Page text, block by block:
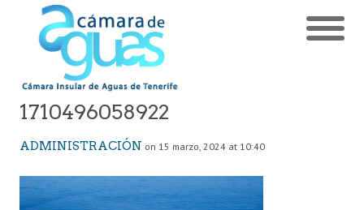
1710496058922
ADMINISTRACIÓN on 15 marzo, 2024 at 10:40